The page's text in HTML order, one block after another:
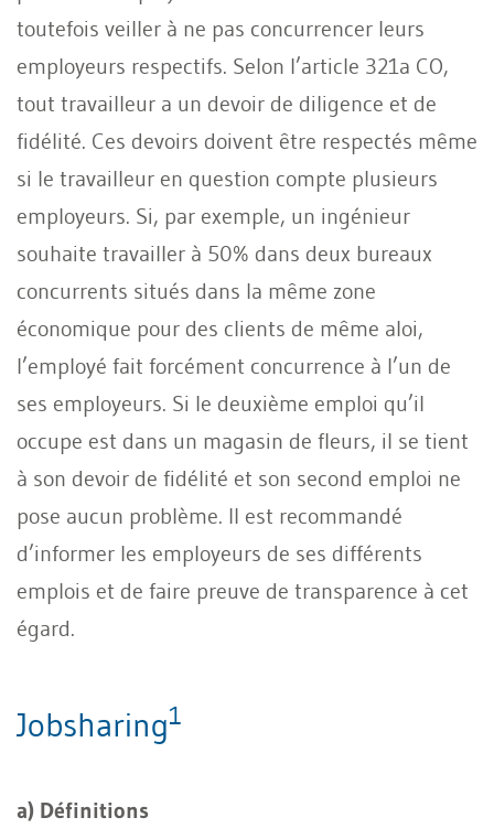
toutefois veiller à ne pas concurrencer leurs
employeurs respectifs. Selon l’article 321a CO,
tout travailleur a un devoir de diligence et de
fidélité. Ces devoirs doivent être respectés même
si le travailleur en question compte plusieurs
employeurs. Si, par exemple, un ingénieur
souhaite travailler à 50% dans deux bureaux
concurrents situés dans la même zone
économique pour des clients de même aloi,
l’employé fait forcément concurrence à l’un de
ses employeurs. Si le deuxième emploi qu’il
occupe est dans un magasin de fleurs, il se tient
à son devoir de fidélité et son second emploi ne
pose aucun problème. Il est recommandé
d’informer les employeurs de ses différents
emplois et de faire preuve de transparence à cet
égard.
Jobsharing1
a) Définitions